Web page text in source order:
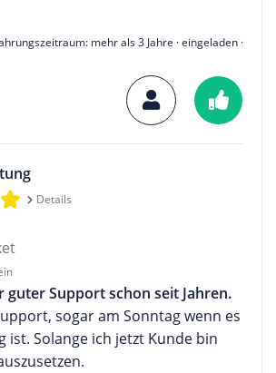
mehr als 3 Jahre · eingeladen ·
Details
guter Support schon seit Jahren.
sogar am Sonntag wenn es
ist. Solange ich jetzt Kunde bin